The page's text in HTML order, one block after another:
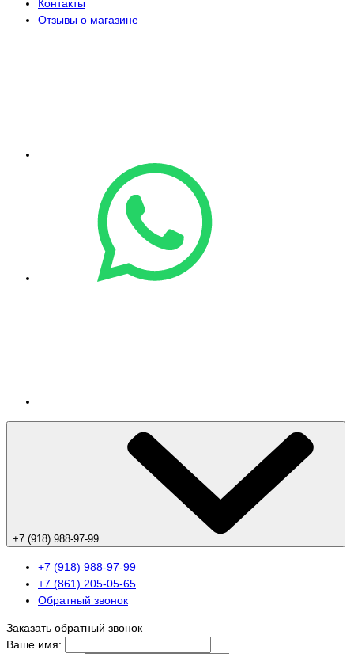
Контакты
Отзывы о магазине
+7 (918) 988-97-99
+7 (918) 988-97-99
+7 (861) 205-05-65
Обратный звонок
Заказать обратный звонок
Ваше имя: